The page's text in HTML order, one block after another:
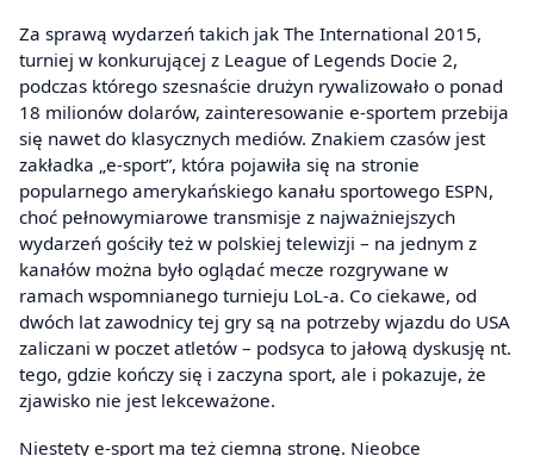
Za sprawą wydarzeń takich jak The International 2015,
turniej w konkurującej z League of Legends Docie 2,
podczas którego szesnaście drużyn rywalizowało o ponad
18 milionów dolarów, zainteresowanie e-sportem przebija
się nawet do klasycznych mediów. Znakiem czasów jest
zakładka „e-sport”, która pojawiła się na stronie
popularnego amerykańskiego kanału sportowego ESPN,
choć pełnowymiarowe transmisje z najważniejszych
wydarzeń gościły też w polskiej telewizji – na jednym z
kanałów można było oglądać mecze rozgrywane w
ramach wspomnianego turnieju LoL-a. Co ciekawe, od
dwóch lat zawodnicy tej gry są na potrzeby wjazdu do USA
zaliczani w poczet atletów – podsyca to jałową dyskusję nt.
tego, gdzie kończy się i zaczyna sport, ale i pokazuje, że
zjawisko nie jest lekceważone.
Niestety e-sport ma też ciemną stronę. Nieobce